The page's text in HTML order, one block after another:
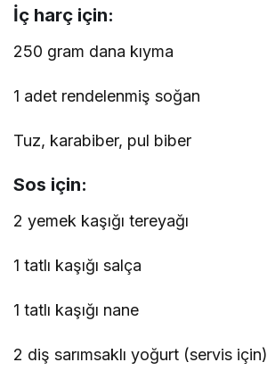
İç harç için:
250 gram dana kıyma
1 adet rendelenmiş soğan
Tuz, karabiber, pul biber
Sos için:
2 yemek kaşığı tereyağı
1 tatlı kaşığı salça
1 tatlı kaşığı nane
2 diş sarımsaklı yoğurt (servis için)